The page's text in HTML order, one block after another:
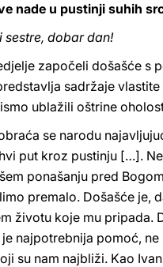
nade u pustinji suhih
sestre, dobar dan!
započeli došašće s
sadržaje
ublažili oštrine
se narodu
put kroz pustinju […].
ponašanju pred
premalo. Došašće je,
životu koje mu pripada.
najpotrebnija pomoć,
su nam najbliži. Kao